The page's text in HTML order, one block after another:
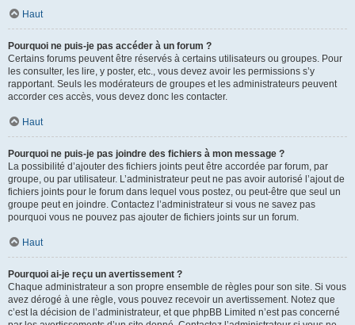
Haut
Pourquoi ne puis-je pas accéder à un forum ?
Certains forums peuvent être réservés à certains utilisateurs ou groupes. Pour
les consulter, les lire, y poster, etc., vous devez avoir les permissions s’y
rapportant. Seuls les modérateurs de groupes et les administrateurs peuvent
accorder ces accès, vous devez donc les contacter.
Haut
Pourquoi ne puis-je pas joindre des fichiers à mon message ?
La possibilité d’ajouter des fichiers joints peut être accordée par forum, par
groupe, ou par utilisateur. L’administrateur peut ne pas avoir autorisé l’ajout de
fichiers joints pour le forum dans lequel vous postez, ou peut-être que seul un
groupe peut en joindre. Contactez l’administrateur si vous ne savez pas
pourquoi vous ne pouvez pas ajouter de fichiers joints sur un forum.
Haut
Pourquoi ai-je reçu un avertissement ?
Chaque administrateur a son propre ensemble de règles pour son site. Si vous
avez dérogé à une règle, vous pouvez recevoir un avertissement. Notez que
c’est la décision de l’administrateur, et que phpBB Limited n’est pas concerné